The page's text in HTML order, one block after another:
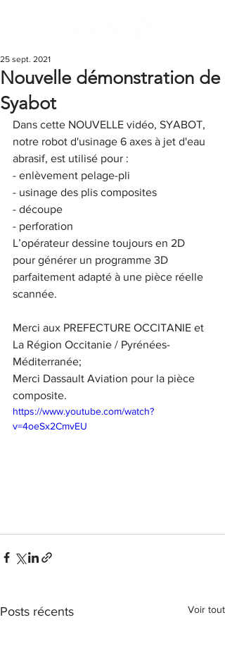
Nouvelle démonstration de
Syabot
25 sept. 2021
Dans cette NOUVELLE vidéo, SYABOT,
notre robot d'usinage 6 axes à jet d'eau
abrasif, est utilisé pour :
- enlèvement pelage-pli
- usinage des plis composites
- découpe
- perforation
L’opérateur dessine toujours en 2D
pour générer un programme 3D
parfaitement adapté à une pièce réelle
scannée.
Merci aux PREFECTURE OCCITANIE et
La Région Occitanie / Pyrénées-
Méditerranée;
Merci Dassault Aviation pour la pièce
composite.
https://www.youtube.com/watch?
v=4oeSx2CmvEU
Posts récents Voir tout